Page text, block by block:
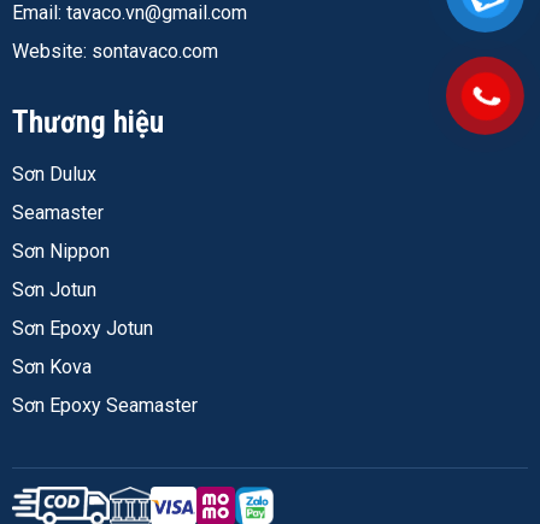
Phân
khúc
Siêu cao cấp
kiềm
Co
khe nứt
UV
Độ phủ
Thời
gian khô
30 phút
Giá 5L
(chiết
836.000đ 760.000đ
Email: tavaco.vn@gmail.com
Website: sontavaco.com
Thương hiệu
Sơn Dulux
Seamaster
Sơn Nippon
Sơn Jotun
Sơn Epoxy Jotun
Sơn Kova
Sơn Epoxy Seamaster